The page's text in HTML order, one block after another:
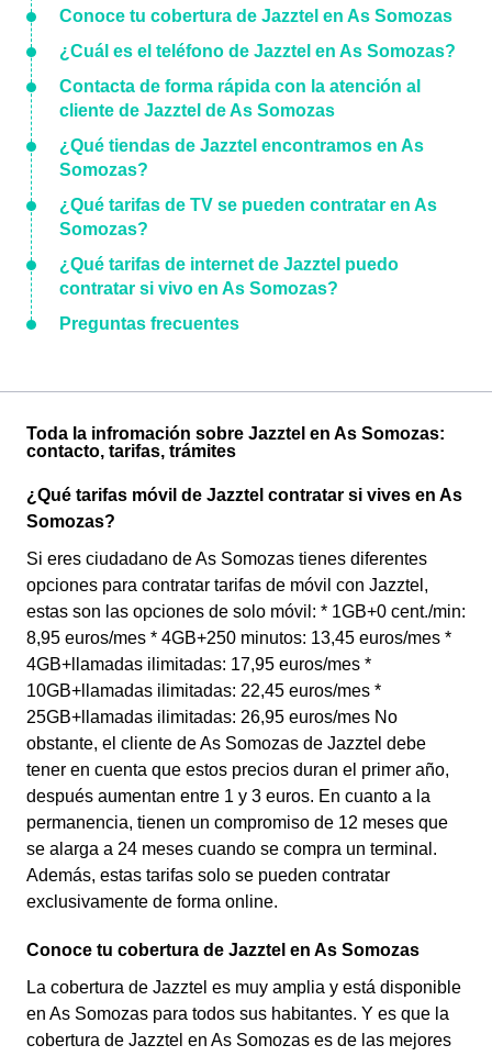
Conoce tu cobertura de Jazztel en As Somozas
¿Cuál es el teléfono de Jazztel en As Somozas?
Contacta de forma rápida con la atención al
cliente de Jazztel de As Somozas
¿Qué tiendas de Jazztel encontramos en As
Somozas?
¿Qué tarifas de TV se pueden contratar en As
Somozas?
¿Qué tarifas de internet de Jazztel puedo
contratar si vivo en As Somozas?
Preguntas frecuentes
Toda la infromación sobre Jazztel en As Somozas:
contacto, tarifas, trámites
¿Qué tarifas móvil de Jazztel contratar si vives en As
Somozas?
Si eres ciudadano de As Somozas tienes diferentes
opciones para contratar tarifas de móvil con Jazztel,
estas son las opciones de solo móvil: * 1GB+0 cent./min:
8,95 euros/mes * 4GB+250 minutos: 13,45 euros/mes *
4GB+llamadas ilimitadas: 17,95 euros/mes *
10GB+llamadas ilimitadas: 22,45 euros/mes *
25GB+llamadas ilimitadas: 26,95 euros/mes No
obstante, el cliente de As Somozas de Jazztel debe
tener en cuenta que estos precios duran el primer año,
después aumentan entre 1 y 3 euros. En cuanto a la
permanencia, tienen un compromiso de 12 meses que
se alarga a 24 meses cuando se compra un terminal.
Además, estas tarifas solo se pueden contratar
exclusivamente de forma online.
Conoce tu cobertura de Jazztel en As Somozas
La cobertura de Jazztel es muy amplia y está disponible
en As Somozas para todos sus habitantes. Y es que la
cobertura de Jazztel en As Somozas es de las mejores